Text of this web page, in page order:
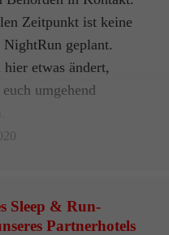
Zeitpunkt ist keine
NightRun geplant.
hier etwas ändert,
umgehend
Sleep & Run-
Partnerhotels